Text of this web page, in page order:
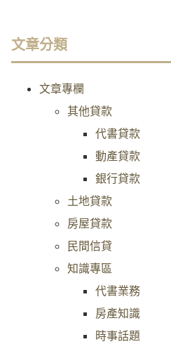
文章分類
文章專欄
其他貸款
代書貸款
動產貸款
銀行貸款
土地貸款
房屋貸款
民間信貸
知識專區
代書業務
房產知識
時事話題